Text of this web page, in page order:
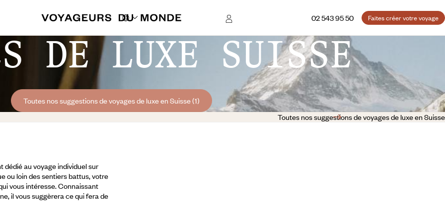
02 543 95 50 Faites créer votre voyage
DE LUXE SUISSE
Toutes nos suggestions de voyages de luxe en Suisse (1)
Toutes nos suggestions de voyages de luxe en Suisse
au voyage individuel sur
ou loin des sentiers battus, votre
vous intéresse. Connaissant
il vous suggèrera ce qui fera de